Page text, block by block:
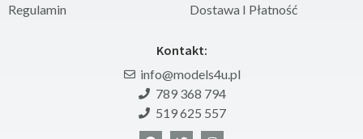
Regulamin
Dostawa I Płatność
Kontakt:
info@models4u.pl
789 368 794
519 625 557